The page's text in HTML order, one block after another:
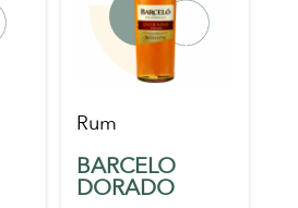
Rum
BARCELO
DORADO